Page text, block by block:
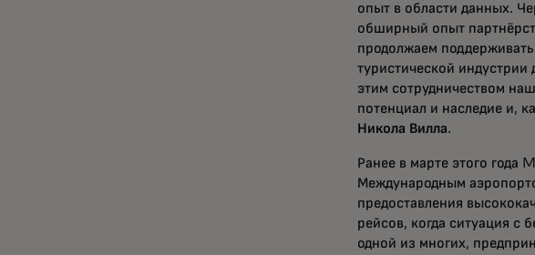
опыт в области данных.
обширный опыт
продолжаем
туристической
этим сотрудничеством
потенциал и наследие и,
Никола Вилла.
Ранее в марте этого
Международным
предоставления
рейсов, когда ситуация с
одной из многих,